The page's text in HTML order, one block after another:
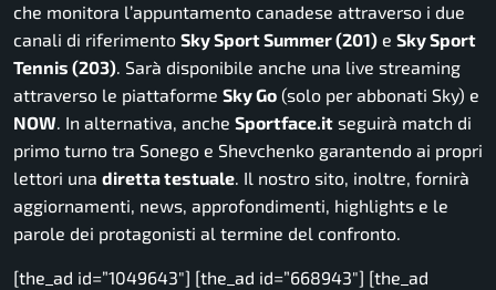
che monitora l’appuntamento canadese attraverso i due
canali di riferimento Sky Sport Summer (201) e Sky Sport
Tennis (203). Sarà disponibile anche una live streaming
attraverso le piattaforme Sky Go (solo per abbonati Sky) e
NOW. In alternativa, anche Sportface.it seguirà match di
primo turno tra Sonego e Shevchenko garantendo ai propri
lettori una diretta testuale. Il nostro sito, inoltre, fornirà
aggiornamenti, news, approfondimenti, highlights e le
parole dei protagonisti al termine del confronto.
[the_ad id=”1049643″] [the_ad id=”668943″] [the_ad